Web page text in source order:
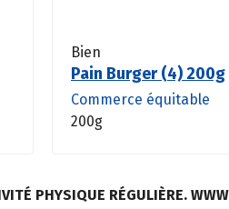
Bien
Pain Burger (4) 200g
Commerce équitable
200g
PHYSIQUE RÉGULIÈRE.